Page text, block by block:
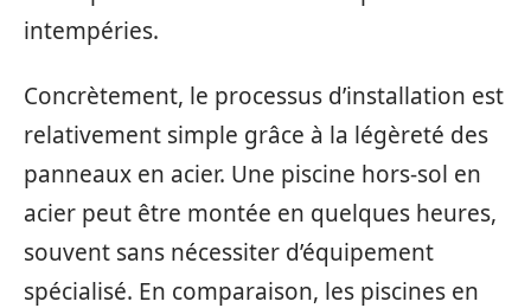
intempéries.
Concrètement, le processus d’installation est
relativement simple grâce à la légèreté des
panneaux en acier. Une piscine hors-sol en
acier peut être montée en quelques heures,
souvent sans nécessiter d’équipement
spécialisé. En comparaison, les piscines en